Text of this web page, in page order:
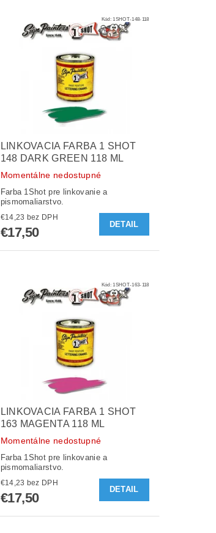
Kód:1SHOT-148-118
LINKOVACIA FARBA 1 SHOT
148 DARK GREEN 118 ML
Momentálne nedostupné
Farba 1Shot pre linkovanie a
pismomaliarstvo.
€14,23 bez DPH
€17,50
DETAIL
Kód:1SHOT-163-118
LINKOVACIA FARBA 1 SHOT
163 MAGENTA 118 ML
Momentálne nedostupné
Farba 1Shot pre linkovanie a
pismomaliarstvo.
€14,23 bez DPH
€17,50
DETAIL